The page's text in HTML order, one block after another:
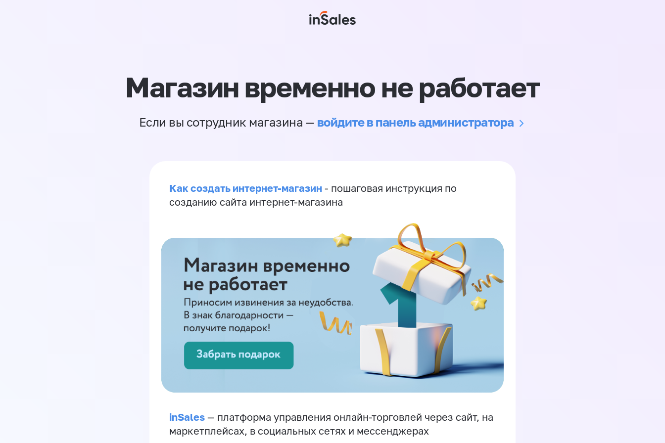
Магазин временно не работает
Если вы сотрудник магазина — войдите в панель администратора
Как создать интернет-магазин - пошаговая инструкция по
созданию сайта интернет-магазина
inSales — платформа управления онлайн-торговлей через сайт, на
маркетплейсах, в социальных сетях и мессенджерах